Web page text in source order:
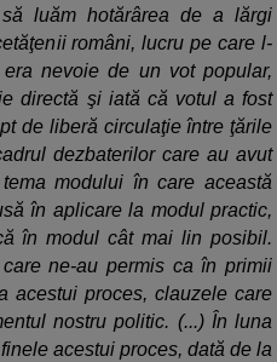
luăm hotărârea de a lărgi
români, lucru pe care l-
nevoie de un vot popular,
directă şi iată că votul a fost
de liberă circulaţie între ţările
dezbaterilor care au avut
modului în care această
în aplicare la modul practic,
în modul cât mai lin posibil.
ne-au permis ca în primii
acestui proces, clauzele care
nostru politic. (...) În luna
acestui proces, dată de la